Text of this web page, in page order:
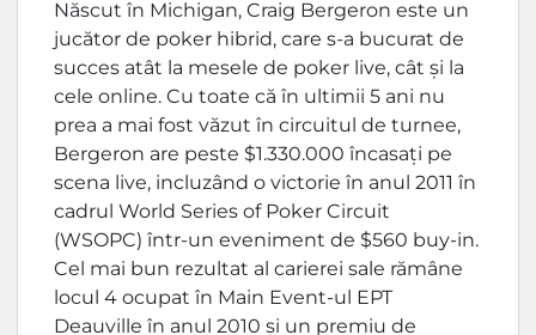
Născut în Michigan, Craig Bergeron este un
jucător de poker hibrid, care s-a bucurat de
succes atât la mesele de poker live, cât și la
cele online. Cu toate că în ultimii 5 ani nu
prea a mai fost văzut în circuitul de turnee,
Bergeron are peste $1.330.000 încasați pe
scena live, incluzând o victorie în anul 2011 în
cadrul World Series of Poker Circuit
(WSOPC) într-un eveniment de $560 buy-in.
Cel mai bun rezultat al carierei sale rămâne
locul 4 ocupat în Main Event-ul EPT
Deauville în anul 2010 și un premiu de